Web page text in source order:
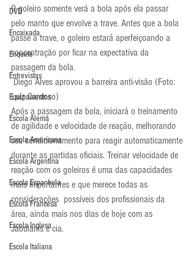
DVD
Encaixada
Enquete
Entrevistas
Equipamentos
Escola Alemã
Escola Americana
Escola Argentina
Escola Espanhola
Escola Francesa
Escola Inglesa
Escola Italiana
O goleiro somente verá a bola após ela passar
pelo manto que envolve a trave. Antes que a bola
passe a trave, o goleiro estará aperfeiçoando a
concentração por ficar na expectativa da
passagem da bola.
Diego Alves aprovou a barreira anti-visão (Foto:
Luiz Cardoso)
Após a passagem da bola, iniciará o treinamento
de agilidade e velocidade de reação, melhorando
seu condicionamento para reagir automaticamente
durante as partidas oficiais. Treinar velocidade de
reação com os goleiros é uma das capacidades
mais importantes e que merece todas as
considerações  possíveis dos profissionais da
área, ainda mais nos dias de hoje com as
Jabulanis e cia.